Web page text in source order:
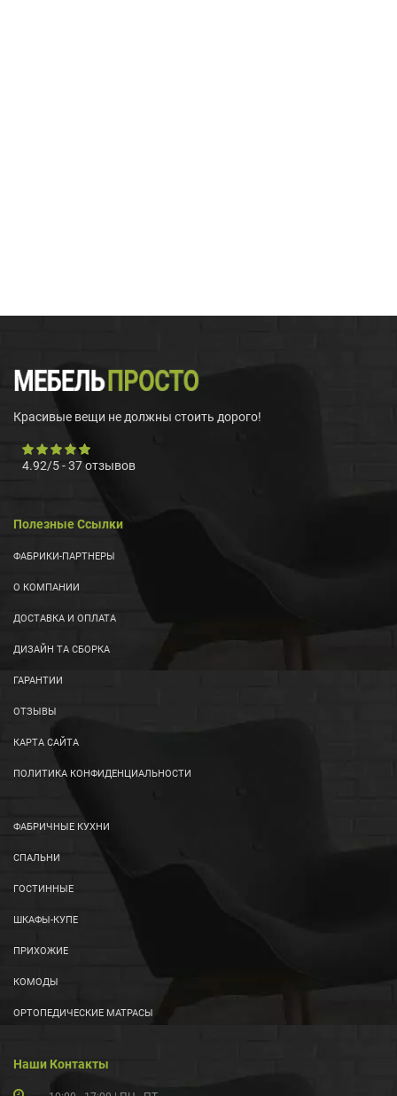
Красивые вещи не должны стоить дорого!
4.92/5-37отзывов
Полезные Ссылки
ФАБРИКИ-ПАРТНЕРЫ
О КОМПАНИИ
ДОСТАВКА И ОПЛАТА
ДИЗАЙН ТА СБОРКА
ГАРАНТИИ
ОТЗЫВЫ
КАРТА САЙТА
ПОЛИТИКА КОНФИДЕНЦИАЛЬНОСТИ
ФАБРИЧНЫЕ КУХНИ
СПАЛЬНИ
ГОСТИННЫЕ
ШКАФЫ-КУПЕ
ПРИХОЖИЕ
КОМОДЫ
ОРТОПЕДИЧЕСКИЕ МАТРАСЫ
Наши Контакты